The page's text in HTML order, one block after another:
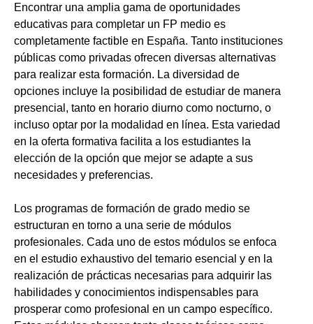
Encontrar una amplia gama de oportunidades
educativas para completar un FP medio es
completamente factible en España. Tanto instituciones
públicas como privadas ofrecen diversas alternativas
para realizar esta formación. La diversidad de
opciones incluye la posibilidad de estudiar de manera
presencial, tanto en horario diurno como nocturno, o
incluso optar por la modalidad en línea. Esta variedad
en la oferta formativa facilita a los estudiantes la
elección de la opción que mejor se adapte a sus
necesidades y preferencias.
Los programas de formación de grado medio se
estructuran en torno a una serie de módulos
profesionales. Cada uno de estos módulos se enfoca
en el estudio exhaustivo del temario esencial y en la
realización de prácticas necesarias para adquirir las
habilidades y conocimientos indispensables para
prosperar como profesional en un campo específico.